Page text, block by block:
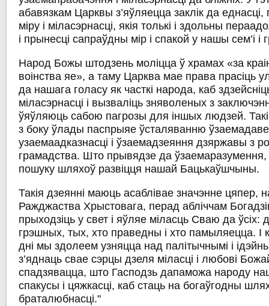
абавязкам Царквы з’яўляецца заклік да еднасці,
міру і міласэрнасці, якія толькі і здольны
і прынесці сапраўдны мір і спакой у нашы сем’і і
Народ Божы штодзень моліцца ў храмах «за
воінства яе», а таму Царква мае права прасіць
да нашага голасу як часткі народа, каб
міласэрнасці і вызваліць зняволеных з
ўяўляюць сабою пагрозы для іншых людзей.
з боку ўлады паспрыяе ўсталяванню
узаемаадказнасці і ўзаемадзеяння дзяржавы з
грамадства. Што прывядзе да ўзаемаразумення,
пошуку шляхоў развіцця нашай Бацькаўшчыны.
Такія дзеянні маюць асаблівае значэнне цяпер,
Ражджаства Хрыстовага, перад абліччам
прыходзіць у свет і яўляе міласць Сваю да ўсіх:
грэшных, тых, хто праведны і хто памыляецца. I
дні мы здолеем узняцца над палітычнымі і
з’яднаць свае сэрцы дзеля міласці і любові
спадзявацца, што Гасподзь дапаможа народу
спакусы і цяжкасці, каб стаць на богаўгодны
браталюбнасці."